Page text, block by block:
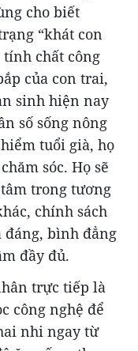
cho biết
“khát con
chất công
của con trai,
sinh hiện nay
số sống nông
tuổi già, họ
sóc. Họ sẽ
trong tương
chính sách
bình đẳng
đầy đủ.
trực tiếp là
công nghệ để
nhi ngay từ